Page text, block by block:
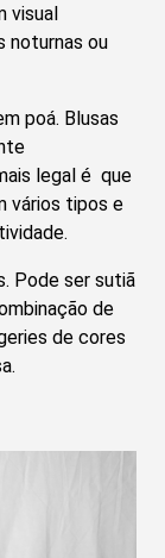
visual
noturnas ou
poá. Blusas
legal é que
vários tipos e
Pode ser sutiã
de
de cores